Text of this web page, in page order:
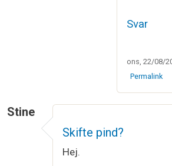
Svar
ons, 22/08/
Permalink
Stine
Skifte pind?
Hej.